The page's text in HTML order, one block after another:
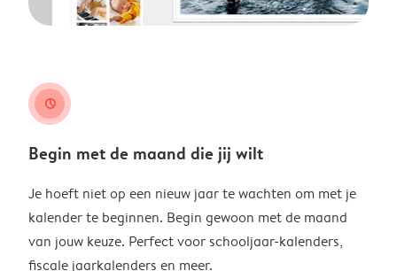
clock
Begin met de maand die jij wilt
Je hoeft niet op een nieuw jaar te wachten om met je
kalender te beginnen. Begin gewoon met de maand
van jouw keuze. Perfect voor schooljaar-kalenders,
fiscale jaarkalenders en meer.